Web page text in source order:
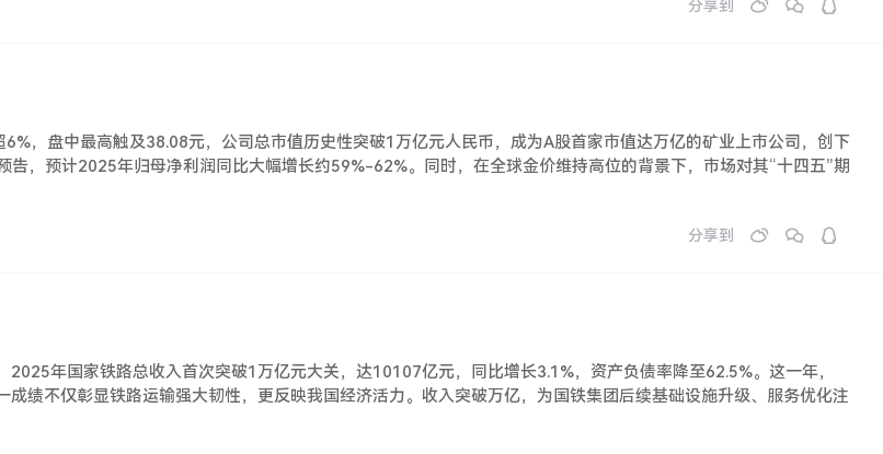
分享到
，盘中最高触及38.08元，公司总市值历史性突破1万亿元人民币，成为A股首家市值达万亿的矿业上市公司，创下
，预计2025年归母净利润同比大幅增长约59%-62%。同时，在全球金价维持高位的背景下，市场对其“十四五”期
分享到
年国家铁路总收入首次突破1万亿元大关，达10107亿元，同比增长3.1%，资产负债率降至62.5%。这一年，
绩不仅彰显铁路运输强大韧性，更反映我国经济活力。收入突破万亿，为国铁集团后续基础设施升级、服务优化注